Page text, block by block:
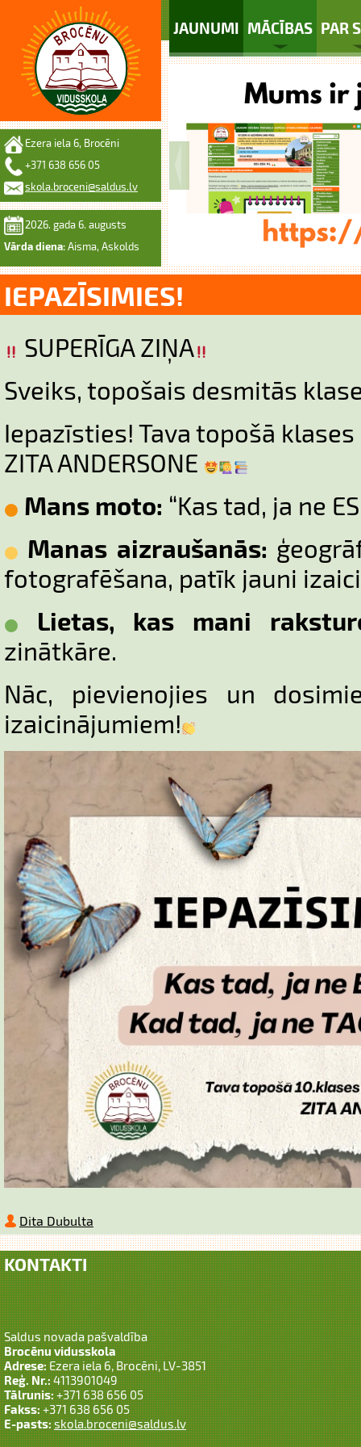
JAUNUMI MĀCĪBAS PAR
Ezera iela 6, Brocēni
+371 638 656 05
skola.broceni@saldus.lv
2026. gada 6. augusts
Vārda diena: Aisma, Askolds
IEPAZĪSIMIES!
SUPERĪGA ZIŅA
Sveiks, topošais desmitās
Iepazīsties! Tava topošā
ZITA ANDERSONE
Mans moto: “Kas tad, ja ne
Manas aizraušanās:
fotografēšana, patīk jauni
Lietas, kas mani
zinātkāre.
Nāc, pievienojies un
izaicinājumiem!
Dita Dubulta
KONTAKTI
Saldus novada pašvaldība
Brocēnu vidusskola
Adrese:Ezera iela 6, Brocēni, LV-3851
Reģ. Nr.:4113901049
Tālrunis:+371 638 656 05
Fakss:+371 638 656 05
E-pasts:skola.broceni@saldus.lv